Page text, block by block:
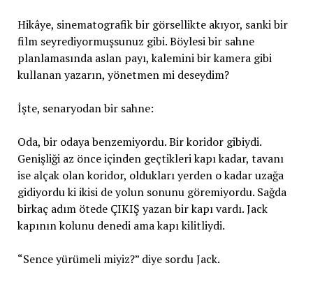
Hikâye, sinematografik bir görsellikte akıyor, sanki bir
film seyrediyormuşsunuz gibi. Böylesi bir sahne
planlamasında aslan payı, kalemini bir kamera gibi
kullanan yazarın, yönetmen mi deseydim?
İşte, senaryodan bir sahne:
Oda, bir odaya benzemiyordu. Bir koridor gibiydi.
Genişliği az önce içinden geçtikleri kapı kadar, tavanı
ise alçak olan koridor, oldukları yerden o kadar uzağa
gidiyordu ki ikisi de yolun sonunu göremiyordu. Sağda
birkaç adım ötede ÇIKIŞ yazan bir kapı vardı. Jack
kapının kolunu denedi ama kapı kilitliydi.
“Sence yürümeli miyiz?” diye sordu Jack.